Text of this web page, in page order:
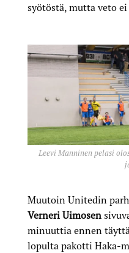
syötöstä, mutta veto
Leevi Manninen pelasi
Muutoin Unitedin
Verneri Uimosen
minuuttia ennen
lopulta pakotti Haka-